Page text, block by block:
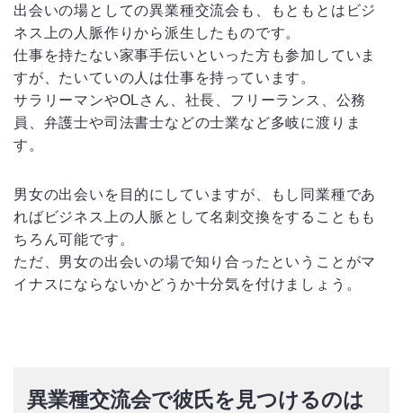
出会いの場としての異業種交流会も、もともとはビジ
ネス上の人脈作りから派生したものです。
仕事を持たない家事手伝いといった方も参加していま
すが、たいていの人は仕事を持っています。
サラリーマンやOLさん、社長、フリーランス、公務
員、弁護士や司法書士などの士業など多岐に渡りま
す。
男女の出会いを目的にしていますが、もし同業種であ
ればビジネス上の人脈として名刺交換をすることもも
ちろん可能です。
ただ、男女の出会いの場で知り合ったということがマ
イナスにならないかどうか十分気を付けましょう。
異業種交流会で彼氏を見つけるのは